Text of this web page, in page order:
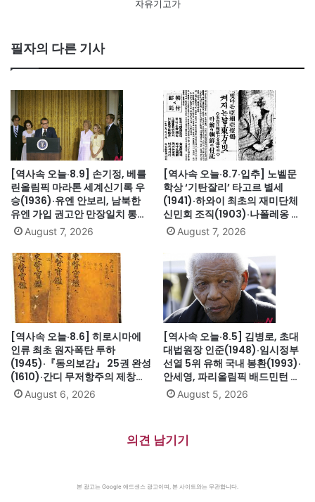
자유기고가
필자의 다른 기사
[역사속 오늘·8.9] 손기정, 베를
린올림픽 마라톤 세계신기록 우
승(1936)·유엔 안보리, 남북한
유엔 가입 권고안 만장일치 통과
(1991)·싱가포르, 말레이시아에
서 분리 독립(1965)·닉슨, 워터
게이트로 사상 첫 대통령 사임
(1974)
August 7, 2026
[역사속 오늘·8.7·입추] 노벨문
학상 ‘기탄잘리’ 타고르 별세
(1941)·하와이 최초의 재미단체
신민회 조직(1903)·나폴레옹 세
인트헬레나섬 유배(1815)·英 해
군, 스페인 무적함대 격파
(1588)·美 화성탐사로봇 큐리오
시티 화성 착륙(2012)·日, 화이
트리스트에서 한국 제외(2019)
August 7, 2026
[역사속 오늘·8.6] 히로시마에
인류 최초 원자폭탄 투하
(1945)·『동의보감』 25권 완성
(1610)·간디 무저항주의 제창
(1931)·대전엑스포 개막(1993)·
자메이카, 영국에서 독립(1962)
August 6, 2026
[역사속 오늘·8.5] 김병로, 초대
대법원장 인준(1948)·임시정부
선열 5위 유해 국내 봉환(1993)·
안세영, 파리올림픽 배드민턴 여
자단식 금메달(2024)·하시나 방
글라데시 총리 인도 망명
라 체포, 27년 옥고의 시작
August 5, 2026
의견 남기기
본 광고는 Google 애드센스 광고이며, 본 사이트와는 무관합니다.